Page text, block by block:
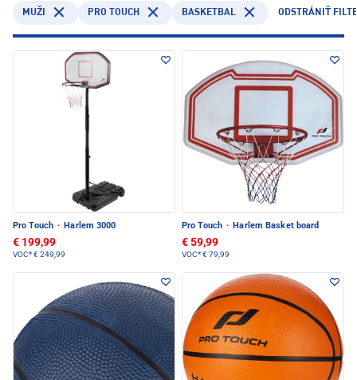
MUŽI PRO TOUCH BASKETBAL ODSTRÁNIŤ
Pro Touch · Harlem 3000
€ 199,99
VOC*€ 249,99
Pro Touch · Harlem Basket board
€ 59,99
VOC*€ 79,99